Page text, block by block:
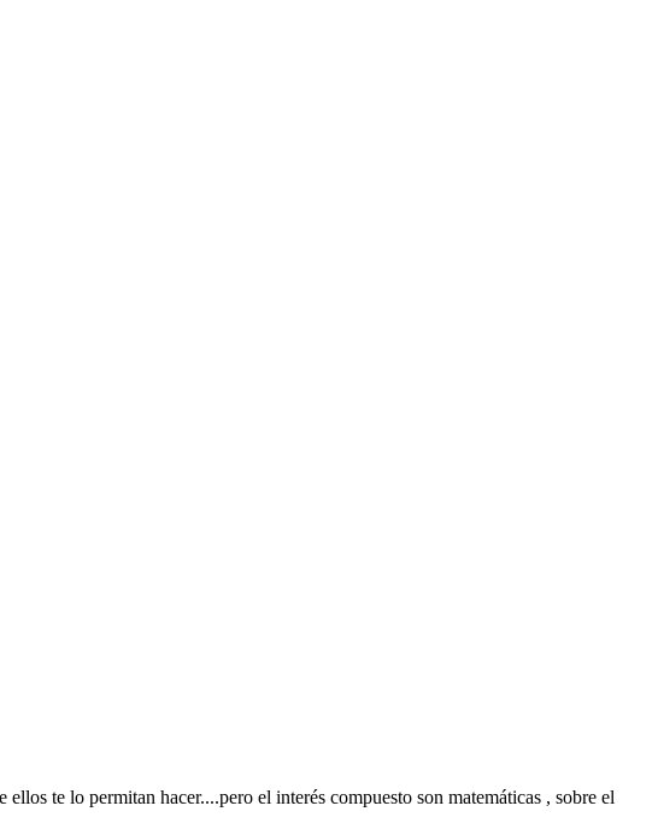
te lo permitan hacer....pero el interés compuesto son matemáticas , sobre el